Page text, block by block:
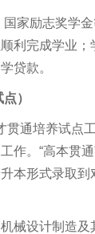
家励志奖学
利完成学业
贷款。
）
通培养试点
作。“高本贯
本形式录取
械设计制造及